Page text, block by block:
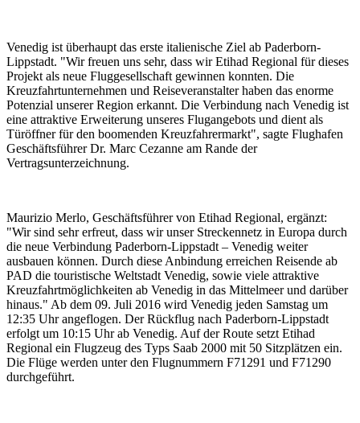
Venedig ist überhaupt das erste italienische Ziel ab Paderborn-
Lippstadt. "Wir freuen uns sehr, dass wir Etihad Regional für dieses
Projekt als neue Fluggesellschaft gewinnen konnten. Die
Kreuzfahrtunternehmen und Reiseveranstalter haben das enorme
Potenzial unserer Region erkannt. Die Verbindung nach Venedig ist
eine attraktive Erweiterung unseres Flugangebots und dient als
Türöffner für den boomenden Kreuzfahrermarkt", sagte Flughafen
Geschäftsführer Dr. Marc Cezanne am Rande der
Vertragsunterzeichnung.
Maurizio Merlo, Geschäftsführer von Etihad Regional, ergänzt:
"Wir sind sehr erfreut, dass wir unser Streckennetz in Europa durch
die neue Verbindung Paderborn-Lippstadt – Venedig weiter
ausbauen können. Durch diese Anbindung erreichen Reisende ab
PAD die touristische Weltstadt Venedig, sowie viele attraktive
Kreuzfahrtmöglichkeiten ab Venedig in das Mittelmeer und darüber
hinaus." Ab dem 09. Juli 2016 wird Venedig jeden Samstag um
12:35 Uhr angeflogen. Der Rückflug nach Paderborn-Lippstadt
erfolgt um 10:15 Uhr ab Venedig. Auf der Route setzt Etihad
Regional ein Flugzeug des Typs Saab 2000 mit 50 Sitzplätzen ein.
Die Flüge werden unter den Flugnummern F71291 und F71290
durchgeführt.